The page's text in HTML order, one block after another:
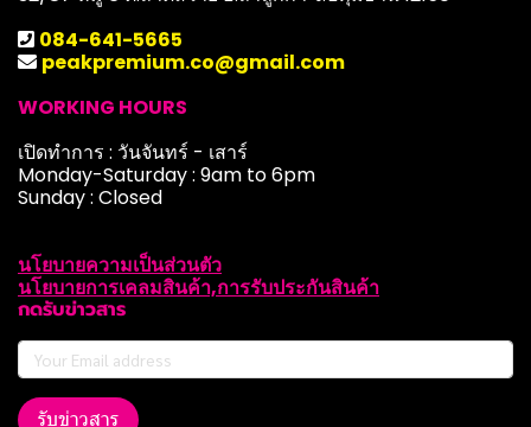
084-641-5665
peakpremium.co@gmail.com
WORKING HOURS
เปิดทำการ : วันจันทร์ - เสาร์
Monday-Saturday : 9am to 6pm
Sunday : Closed
นโยบายความเป็นส่วนตัว
นโยบายการเคลมสินค้า,การรับประกันสินค้า
กดรับข่าวสาร
รับข่าวสาร